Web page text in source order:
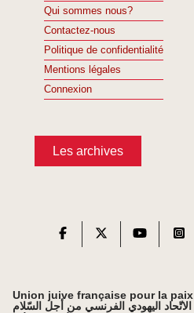
Qui sommes nous?
Contactez-nous
Politique de confidentialité
Mentions légales
Connexion
Les archives
Union juive française pour la paix
الاتّحاد اليهودي الفرنسي من أجل السّلام